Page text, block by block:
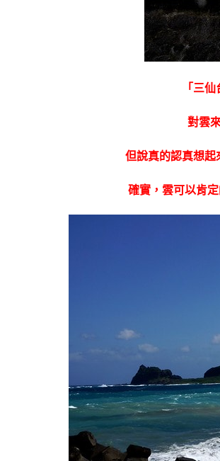
「三
對雲
但說真的認真想
確實，雲可以肯